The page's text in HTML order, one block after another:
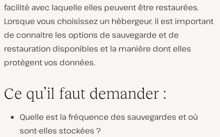
facilité avec laquelle elles peuvent être restaurées.
Lorsque vous choisissez un hébergeur, il est important
de connaitre les options de sauvegarde et de
restauration disponibles et la manière dont elles
protègent vos données.
Ce qu’il faut demander :
Quelle est la fréquence des sauvegardes et où
sont-elles stockées ?